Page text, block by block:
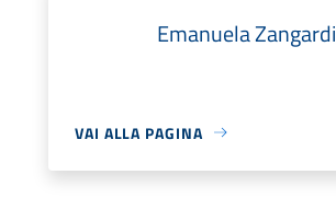
Emanuela Zangardi
VAI ALLA PAGINA